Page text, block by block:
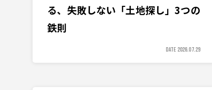
る、失敗しない「土地探し」3つの
鉄則
DATE 2026.07.29